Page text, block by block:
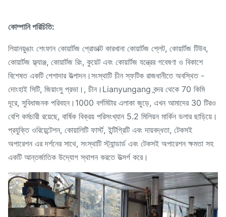
কোম্পানি পরিচিতি:
লিয়ানয়ুঙাং শেংফান কোয়ার্টজ প্রোডাক্ট কারখানা কোয়ার্টজ প্লেট, কোয়ার্টজ টিউব,
কোয়ার্টজ ফ্ল্যাঞ্জ, কোয়ার্টজ রিং, কুয়েট এবং কোয়ার্টজ যন্ত্রের গবেষণা ও বিকাশে
বিশেষত একটি পেশাদার উত্পাদন।সংস্থাটি চীন স্ফটিক রাজধানীতে অবস্থিত -
দোংহাই সিটি, জিয়াংসু প্রভা।, চীন।Lianyungang বন্দর থেকে 70 কিমি
দূরে, সুবিধাজনক পরিবহন।1000 বর্গমিটার এলাকা জুড়ে, এখন আমাদের 30 টিরও
বেশি কর্মচারী রয়েছে, বার্ষিক বিক্রয় পরিসংখ্যান 5.2 মিলিয়ন মার্কিন ডলার ছাড়িয়ে।
প্রযুক্তি ওরিয়েন্টেশন, কোয়ালিটি ফার্স্ট, ইন্টিগ্রিটি এবং দায়বদ্ধতা, টেকসই
অপারেশন এর দর্শনের সাথে, সংস্থাটি স্ট্যান্ডার্ড এবং টেকসই অপারেশন ক্ষমতা সহ
একটি আন্তর্জাতিক উদ্যোগ স্থাপন করতে উত্সর্গ করে।